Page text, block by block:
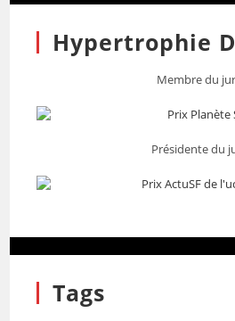
Hypertrophie
Membre du
Présidente du
Tags